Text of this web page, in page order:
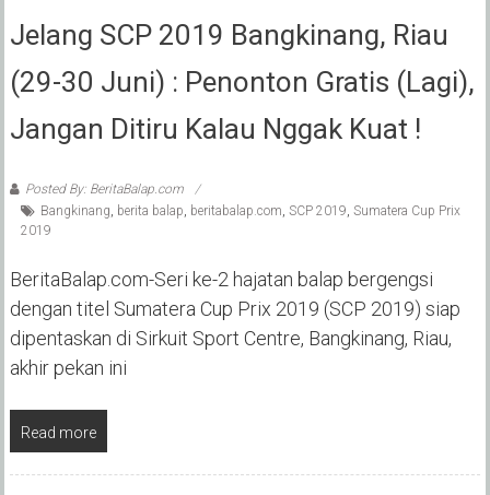
Jelang SCP 2019 Bangkinang, Riau
(29-30 Juni) : Penonton Gratis (Lagi),
Jangan Ditiru Kalau Nggak Kuat !
Posted By: BeritaBalap.com
Bangkinang, berita balap, beritabalap.com, SCP 2019, Sumatera Cup Prix
2019
BeritaBalap.com-Seri ke-2 hajatan balap bergengsi
dengan titel Sumatera Cup Prix 2019 (SCP 2019) siap
dipentaskan di Sirkuit Sport Centre, Bangkinang, Riau,
akhir pekan ini
Read more